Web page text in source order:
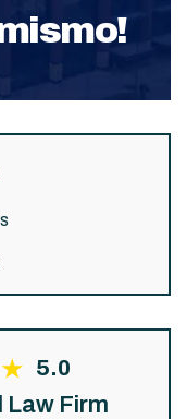
5.0
Law Firm